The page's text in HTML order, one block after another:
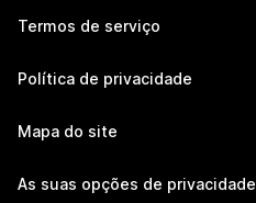
Termos de serviço
Política de privacidade
Mapa do site
As suas opções de privacidade